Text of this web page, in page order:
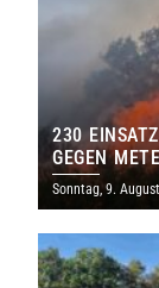
230
GEGEN
Sonntag, 9.